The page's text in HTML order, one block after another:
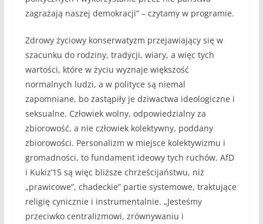
zagrażają naszej demokracji” – czytamy w programie.
Zdrowy życiowy konserwatyzm przejawiający się w
szacunku do rodziny, tradycji, wiary, a więc tych
wartości, które w życiu wyznaje większość
normalnych ludzi, a w polityce są niemal
zapomniane, bo zastąpiły je dziwactwa ideologiczne i
seksualne. Człowiek wolny, odpowiedzialny za
zbiorowość, a nie człowiek kolektywny, poddany
zbiorowości. Personalizm w miejsce kolektywizmu i
gromadności, to fundament ideowy tych ruchów. AfD
i Kukiz’15 są więc bliższe chrześcijaństwu, niż
„prawicowe”, chadeckie” partie systemowe, traktujące
religię cynicznie i instrumentalnie. „Jesteśmy
przeciwko centralizmowi, zrównywaniu i